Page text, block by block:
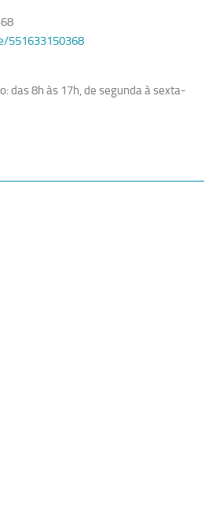
551633150368
das 8h às 17h, de segunda à sexta-